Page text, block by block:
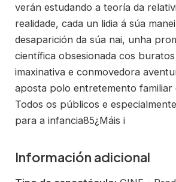
verán estudando a teoría da
realidade, cada un lidia á súa
desaparición da súa nai, unha
científica obsesionada cos
imaxinativa e conmovedora
aposta polo entretemento familiar
Todos os públicos e
para a infancia85¿Máis i
Información adicional